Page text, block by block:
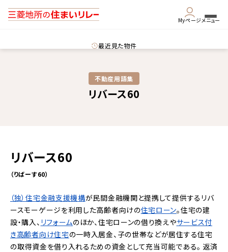
Myページメニュー
最近見た物件
不動産用語集​
リバース60
リバース60
（りばーす60）
（独）住宅金融支援機構が民間金融機関と提携して提供する リバ
ースモーゲージを利用した高齢者向けの住宅ローン。住宅の建
設・購入、 リフォームのほか、住宅ローンの借り換えやサービス付
き高齢者向け住宅の一時入居金、子の世帯などが居住する住宅
の取得資金を借り入れるための資金として充当可能である。 返済